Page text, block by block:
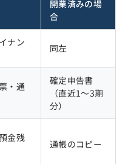
開業済みの場
合
ナン
同左
・通
確定申告書
（直近1〜3期
分）
金残
通帳のコピー